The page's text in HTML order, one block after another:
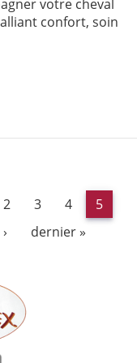
votre cheval
confort, soin
2 3 4
5
dernier »